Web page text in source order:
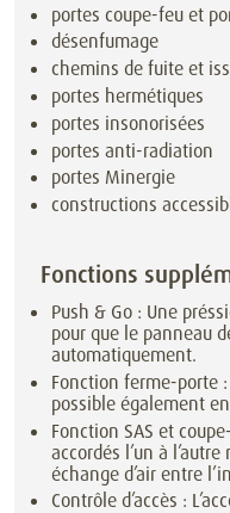
portes coupe-feu et
désenfumage
chemins de fuite et
portes hermétiques
portes insonorisées
portes anti-radiation
portes Minergie
constructions
Fonctions
Push & Go : Une
pour que le panneau
automatiquement.
Fonction ferme-porte
possible également
Fonction SAS et
accordés l’un à
échange d’air entre
Contrôle d’accès :